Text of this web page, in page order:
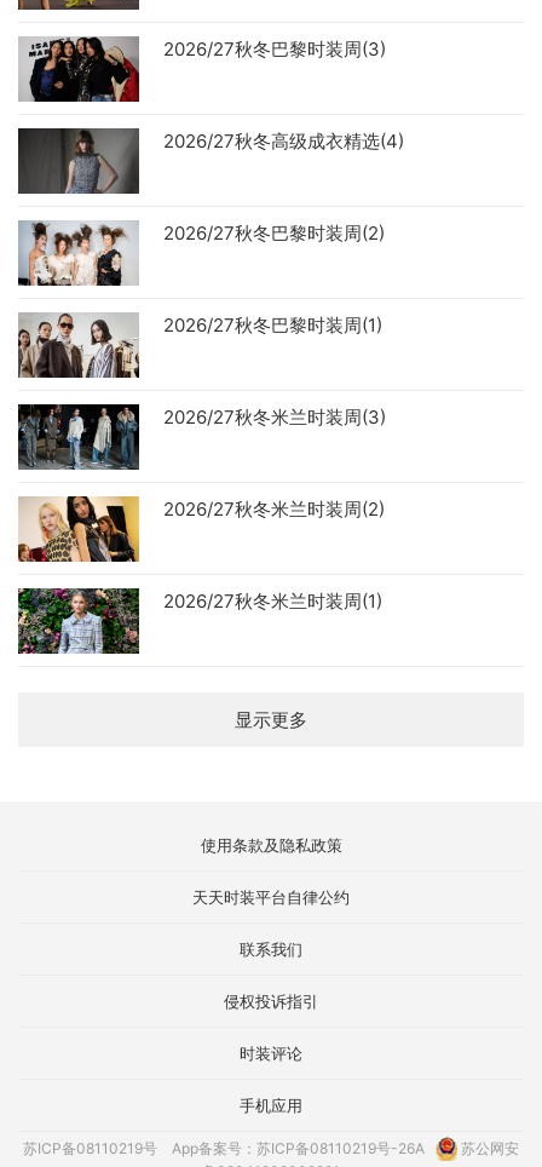
2026/27秋冬巴黎时装周(3)
2026/27秋冬高级成衣精选(4)
2026/27秋冬巴黎时装周(2)
2026/27秋冬巴黎时装周(1)
2026/27秋冬米兰时装周(3)
2026/27秋冬米兰时装周(2)
2026/27秋冬米兰时装周(1)
显示更多
使用条款及隐私政策
天天时装平台自律公约
联系我们
侵权投诉指引
时装评论
手机应用
苏ICP备08110219号 App备案号：苏ICP备08110219号-26A
苏公网安